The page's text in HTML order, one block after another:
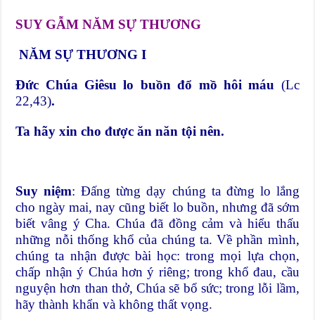
SUY GẪM NĂM SỰ THƯƠNG
NĂM SỰ THƯƠNG I
Đức Chúa Giêsu lo buồn đổ mồ hôi máu (Lc
22,43).
Ta hãy xin cho được ăn năn tội nên.
Suy niệm: Đấng từng dạy chúng ta đừng lo lắng
cho ngày mai, nay cũng biết lo buồn, nhưng đã sớm
biết vâng ý Cha. Chúa đã đồng cảm và hiểu thấu
những nỗi thống khổ của chúng ta. Về phần mình,
chúng ta nhận được bài học: trong mọi lựa chọn,
chấp nhận ý Chúa hơn ý riêng; trong khổ đau, cầu
nguyện hơn than thở, Chúa sẽ bổ sức; trong lỗi lầm,
hãy thành khẩn và không thất vọng.